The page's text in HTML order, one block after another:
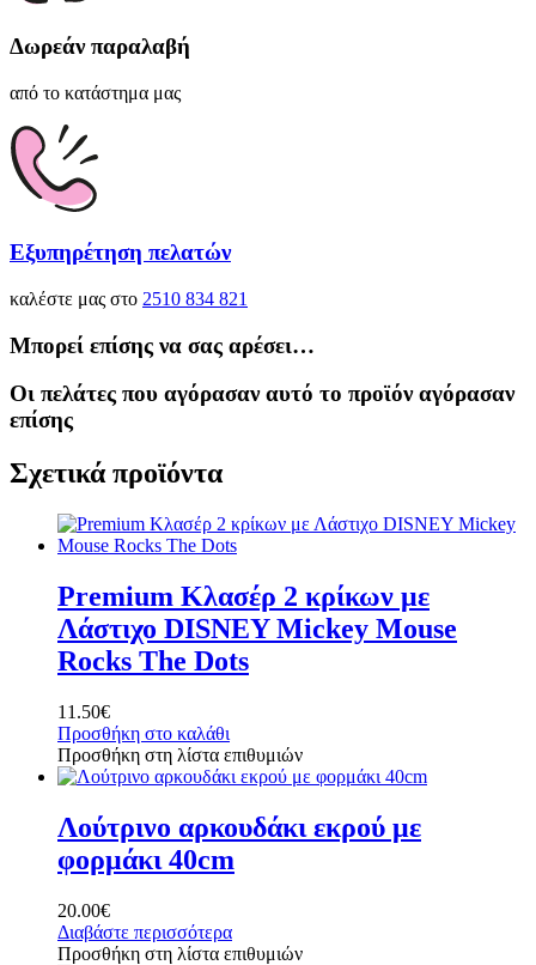
Δωρεάν παραλαβή
από το κατάστημα μας
Εξυπηρέτηση πελατών
καλέστε μας στο 2510 834 821
Μπορεί επίσης να σας αρέσει…
Οι πελάτες που αγόρασαν αυτό το προϊόν αγόρασαν
επίσης
Σχετικά προϊόντα
Premium Κλασέρ 2 κρίκων με
Λάστιχο DISNEY Mickey Mouse
Rocks The Dots
11.50€
Προσθήκη στο καλάθι
Προσθήκη στη λίστα επιθυμιών
Λούτρινο αρκουδάκι εκρού με
φορμάκι 40cm
20.00€
Διαβάστε περισσότερα
Προσθήκη στη λίστα επιθυμιών